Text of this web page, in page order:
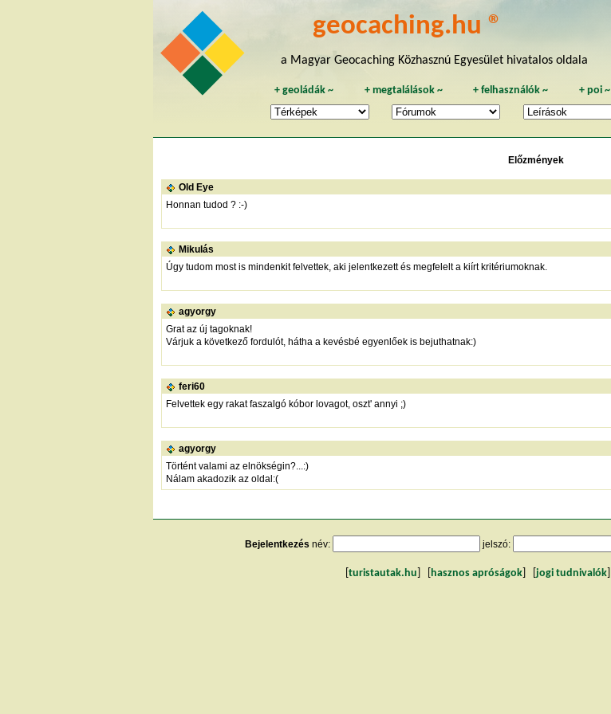
geocaching.hu ®
a Magyar Geocaching Közhasznú Egyesület hivatalos oldala
+geoládák ~ + megtalálások~ +felhasználók ~ + poi~
Előzmények
Old Eye
Honnan tudod ? :-)
Mikulás
Úgy tudom most is mindenkit felvettek, aki jelentkezett és megfelelt a kiírt kritériumoknak.
agyorgy
Grat az új tagoknak!
Várjuk a következő fordulót, hátha a kevésbé egyenlőek is bejuthatnak:)
feri60
Felvettek egy rakat faszalgó kóbor lovagot, oszt' annyi ;)
agyorgy
Történt valami az elnökségin?...:)
Nálam akadozik az oldal:(
Bejelentkezés név: jelszó:
turistautak.hu hasznos apróságok jogi tudnivalók